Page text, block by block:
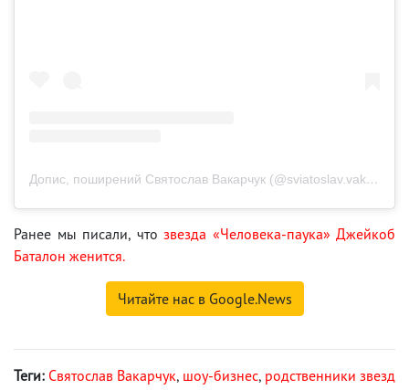
Допис, поширений Святослав Вакарчук (@sviatoslav.vakarchuk)
Ранее мы писали, что звезда «Человека-паука» Джейкоб
Баталон женится.
Читайте нас в Google.News
Теги: Святослав Вакарчук, шоу-бизнес, родственники звезд